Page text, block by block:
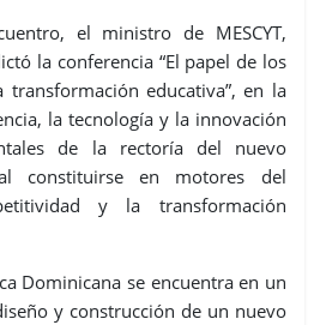
el ministro de MESCYT,
la conferencia “El papel de los
educativa”, en la
la tecnología y la innovación
de la rectoría del nuevo
constituirse en motores del
y la transformación
Dominicana se encuentra en un
y construcción de un nuevo